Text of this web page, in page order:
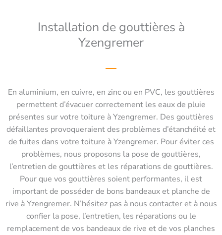
Installation de gouttières à
Yzengremer
En aluminium, en cuivre, en zinc ou en PVC, les gouttières
permettent d’évacuer correctement les eaux de pluie
présentes sur votre toiture à Yzengremer. Des gouttières
défaillantes provoqueraient des problèmes d’étanchéité et
de fuites dans votre toiture à Yzengremer. Pour éviter ces
problèmes, nous proposons la pose de gouttières,
l’entretien de gouttières et les réparations de gouttières.
Pour que vos gouttières soient performantes, il est
important de posséder de bons bandeaux et planche de
rive à Yzengremer. N’hésitez pas à nous contacter et à nous
confier la pose, l’entretien, les réparations ou le
remplacement de vos bandeaux de rive et de vos planches